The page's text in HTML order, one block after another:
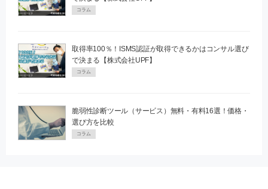
コラム
取得率100％！ISMS認証が取得できるかはコンサル選び
で決まる【株式会社UPF】
コラム
脆弱性診断ツール（サービス）無料・有料16選！価格・
選び方を比較
コラム